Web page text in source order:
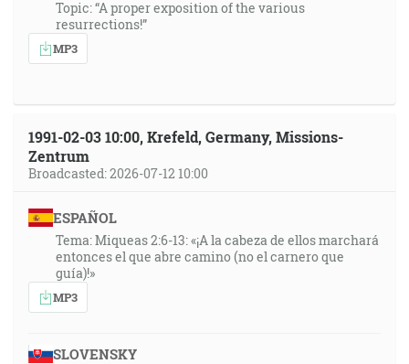
Topic: “A proper exposition of the various
resurrections!”
MP3
1991-02-03 10:00, Krefeld, Germany, Missions-
Zentrum
Broadcasted: 2026-07-12 10:00
ESPAÑOL
Tema: Miqueas 2:6-13: «¡A la cabeza de ellos marchará
entonces el que abre camino (no el carnero que
guía)!»
MP3
SLOVENSKY